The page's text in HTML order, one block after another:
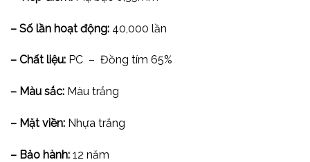
– Số lần hoạt động: 40,000 lần
– Chất liệu: PC – Đồng tím 65%
– Màu sắc: Màu trắng
– Mặt viền: Nhựa trắng
– Bảo hành: 12 năm